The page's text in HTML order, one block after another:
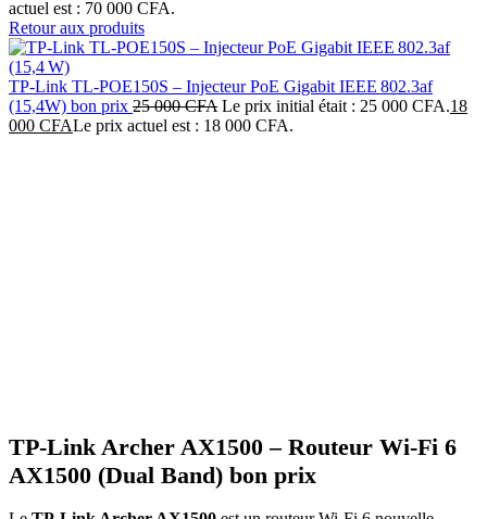
actuel est : 70 000 CFA.
Retour aux produits
TP-Link TL‑POE150S – Injecteur PoE Gigabit IEEE 802.3af
(15,4W) bon prix 25 000CFA Le prix initial était : 25 000 CFA.18
000 CFALe prix actuel est : 18 000 CFA.
TP‑Link Archer AX1500 – Routeur Wi‑Fi 6
AX1500 (Dual Band) bon prix